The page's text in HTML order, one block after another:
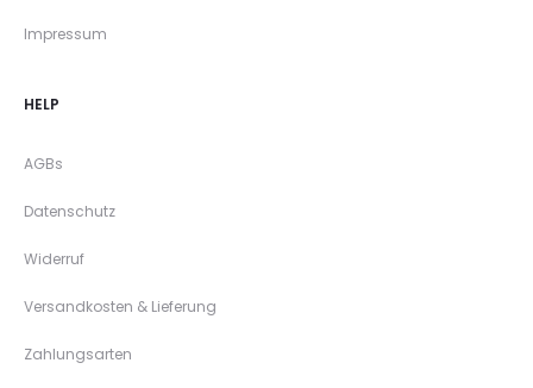
Impressum
HELP
AGBs
Datenschutz
Widerruf
Versandkosten & Lieferung
Zahlungsarten